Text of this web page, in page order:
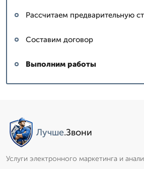
Рассчитаем предварительную
Составим договор
Выполним работы
Лучше.Звони
Услуги электронного маркетинга и